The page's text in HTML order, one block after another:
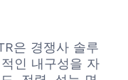
은 경쟁사 솔루
인 내구성을 자